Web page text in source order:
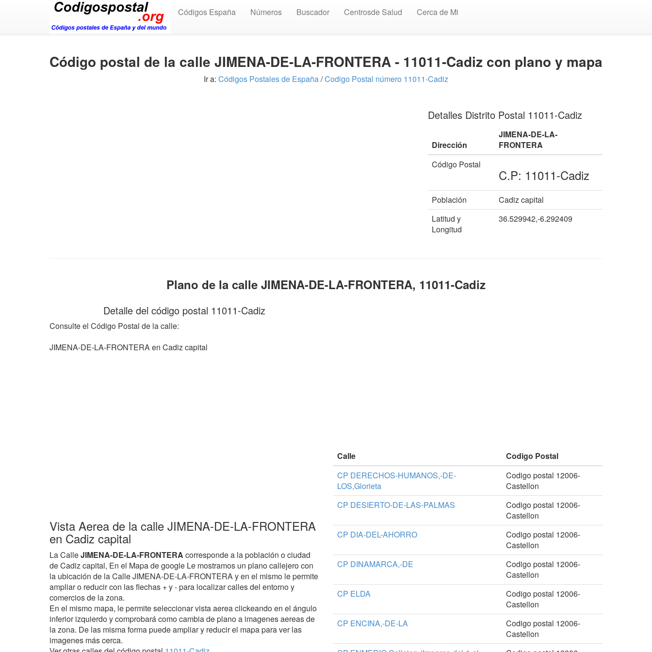
Códigos España Números Buscador Centrosde Salud Cerca de Mi
Código postal de la calle JIMENA-DE-LA-FRONTERA - 11011-Cadiz con plano y mapa
Ir a: Códigos Postales de España/Codigo Postal número 11011-Cadiz
Detalles Distrito Postal 11011-Cadiz
Dirección
JIMENA-DE-LA-
FRONTERA
Código Postal
C.P: 11011-Cadiz
Población
Cadiz capital
Latitud y
Longitud
36.529942,-6.292409
Plano de la calle JIMENA-DE-LA-FRONTERA, 11011-Cadiz
Detalle del código postal 11011-Cadiz
Consulte el Código Postal de la calle:
JIMENA-DE-LA-FRONTERA en Cadiz capital
Vista Aerea de la calle JIMENA-DE-LA-FRONTERA
en Cadiz capital
La CalleJIMENA-DE-LA-FRONTERA corresponde a la población o ciudad
de Cadiz capital, En el Mapa de google Le mostramos un plano callejero con
la ubicación de la Calle JIMENA-DE-LA-FRONTERA y en el mismo le permite
ampliar o reducir con las flechas + y - para localizar calles del entorno y
comercios de la zona.
En el mismo mapa, le permite seleccionar vista aerea clickeando en el ángulo
inferior izquierdo y comprobará como cambia de plano a imagenes aereas de
la zona. De las misma forma puede ampliar y reducir el mapa para ver las
imagenes más cerca.
Calle
Codigo Postal
CP DERECHOS-HUMANOS,-DE-
LOS,Glorieta
Codigo postal 12006-
Castellon
CP DESIERTO-DE-LAS-PALMAS
Codigo postal 12006-
Castellon
CP DIA-DEL-AHORRO
Codigo postal 12006-
Castellon
CP DINAMARCA,-DE
Codigo postal 12006-
Castellon
CP ELDA
Codigo postal 12006-
Castellon
CP ENCINA,-DE-LA
Codigo postal 12006-
Castellon